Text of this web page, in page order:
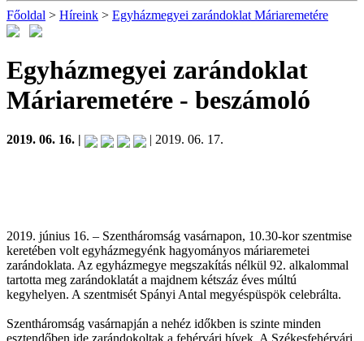
Főoldal > Híreink > Egyházmegyei zarándoklat Máriaremetére
Egyházmegyei zarándoklat
Máriaremetére - beszámoló
2019. 06. 16. | | 2019. 06. 17.
2019. június 16. – Szentháromság vasárnapon, 10.30-kor szentmise
keretében volt egyházmegyénk hagyományos máriaremetei
zarándoklata. Az egyházmegye megszakítás nélkül 92. alkalommal
tartotta meg zarándoklatát a majdnem kétszáz éves múltú
kegyhelyen. A szentmisét Spányi Antal megyéspüspök celebrálta.
Szentháromság vasárnapján a nehéz időkben is szinte minden
esztendőben ide zarándokoltak a fehérvári hívek. A Székesfehérvári